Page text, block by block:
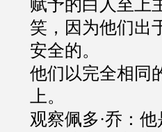
赋予的白人至上
笑，因为他们出
安全的。
他们以完全相同
上。
观察佩多·乔：